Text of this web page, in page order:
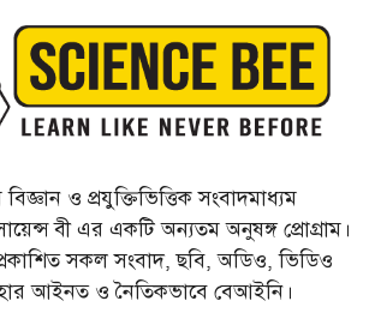
ও প্রযুক্তিভিত্তিক সংবাদমাধ্যম
বী এর একটি অন্যতম অনুষঙ্গ প্রোগ্রাম।
সকল সংবাদ, ছবি, অডিও, ভিডিও
আইনত ও নৈতিকভাবে বেআইনি।